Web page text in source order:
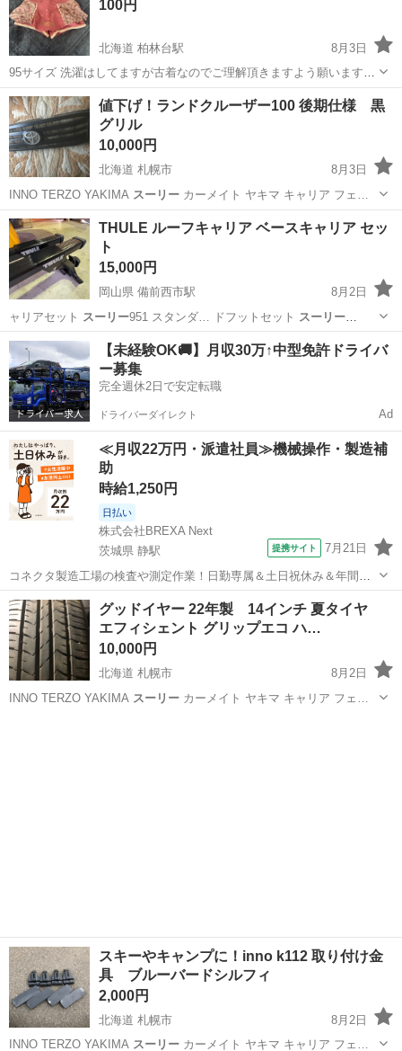
100円
北海道 柏林台駅
8月3日
95サイズ 洗濯はしてますが古着なのでご理解頂きますよう願います。
リサイクルショップか古着屋さんで購入した記憶です。 購入時からサ
イズタグの印字が薄くなってます。 その為、お安く出品します。 気に
ならない方！それ以外は...
北海道 河東郡 柏林台駅 子供用品
値下げ！ランドクルーザー100 後期仕様 黒
グリル
10,000円
北海道 札幌市
8月3日
INNO TERZO YAKIMA スーリーカーメイト ヤキマ キャリア フェ…
北海道 札幌市
THULE ルーフキャリア ベースキャリア セッ
ト
15,000円
岡山県 備前西市駅
8月2日
ャリアセット スーリー951 スタンダ… ドフットセット スーリー
th7124スク…
岡山 岡山市 備前西市駅 キャリア、ラック
【未経験OK🚚】月収30万↑中型免許ドライバ
ー募集
完全週休2日で安定転職
ドライバーダイレクト Ad
≪月収22万円・派遣社員≫機械操作・製造補
助
時給1,250円
日払い
株式会社BREXA Next
茨城県 静駅
提携サイト 7月21日
コネクタ製造工場の検査や測定作業！日勤専属＆土日祝休み＆年間休
日128日★クリーンルーム内作業★マイカー通勤OK＆無料駐車場あり
★就業先食堂利用可！日払い制度あり！《茨城県常陸大宮市》 人気の
工場のお仕事 ◇コネクタ製造工...
茨城 常陸大宮市 静駅 その他
グッドイヤー 22年製 14インチ 夏タイヤ
エフィシェント グリップエコ ハ…
10,000円
北海道 札幌市
8月2日
INNO TERZO YAKIMA スーリーカーメイト ヤキマ キャリア フェ…
スキーやキャンプに！inno k112 取り付け金
具 ブルーバードシルフィ
2,000円
北海道 札幌市
8月2日
INNO TERZO YAKIMA スーリーカーメイト ヤキマ キャリア フェ…